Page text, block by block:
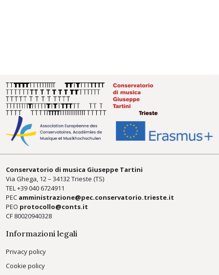
Conservatorio di musica Giuseppe Tartini
Via Ghega, 12 – 34132 Trieste (TS)
TEL +39040 6724911
PEC amministrazione@pec.conservatorio.trieste.it
PEO protocollo@conts.it
CF 80020940328
Informazioni legali
Privacy policy
Cookie policy